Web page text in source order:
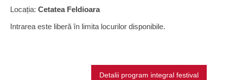
Locația: Cetatea Feldioara
Intrarea este liberă în limita locurilor disponibile.
Detalii program integral festival